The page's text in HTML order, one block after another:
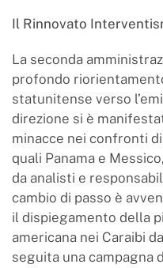
Il Rinnovato
La seconda
profondo
statunitense verso
direzione si è
minacce nei confronti
quali Panama e
da analisti e
cambio di passo è
il dispiegamento della
americana nei Caraibi
seguita una campagna